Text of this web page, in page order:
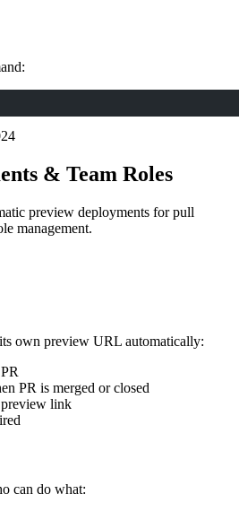
& Team Roles
preview deployments for pull
management.
own preview URL automatically:
PR is merged or closed
link
can do what: